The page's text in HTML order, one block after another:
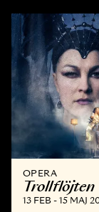
OPERA
Trollflöjten
13 FEB - 15 MAJ